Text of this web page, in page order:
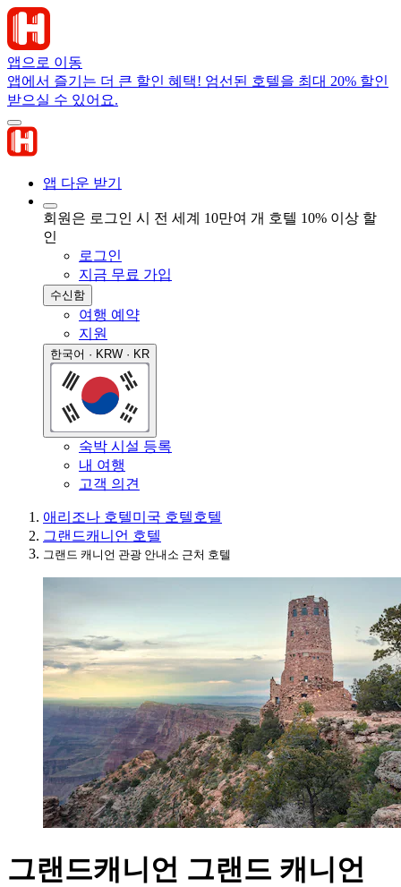
앱으로 이동
앱에서 즐기는 더 큰 할인 혜택! 엄선된 호텔을 최대 20% 할인
받으실 수 있어요.
앱 다운 받기
회원은 로그인 시 전 세계 10만여 개 호텔 10% 이상 할
인
로그인
지금 무료 가입
수신함
여행 예약
지원
한국어 · KRW · KR
숙박 시설 등록
내 여행
고객 의견
애리조나 호텔미국 호텔호텔
그랜드캐니언 호텔
그랜드 캐니언 관광 안내소 근처 호텔
그랜드캐니언 그랜드 캐니언